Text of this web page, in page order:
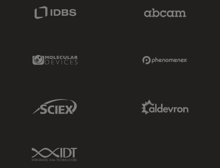
Molecular Devices Link
Sciex Link
IDT Link